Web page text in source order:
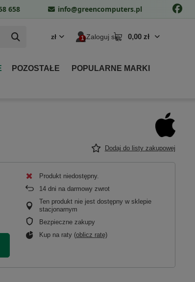
zł Zaloguj się 0,00 zł
POZOSTAŁE
POPULARNE MARKI
Dodaj do listy zakupowej
Produkt niedostępny
14 dni na darmowy zwrot
Ten produkt nie jest dostępny w sklepie
stacjonarnym
Bezpieczne zakupy
Kup na raty (oblicz ratę)
658 info@greencomputers.pl